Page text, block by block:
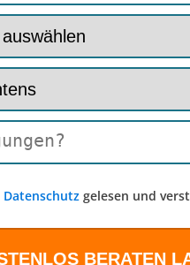
Datenschutzgelesen und